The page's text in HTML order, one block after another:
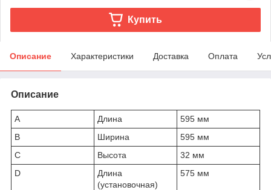
Купить
Описание Характеристики Доставка Оплата
Описание
A Длина
595 мм
B
Ширина
595 мм
C
Высота
32 мм
D
Длина
(установочная)
575 мм